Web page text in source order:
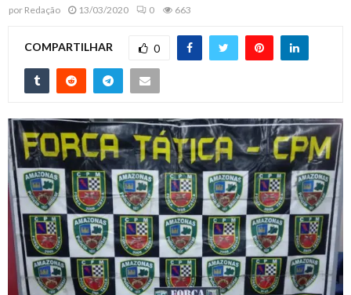
por Redação 13/03/2020 0 663
COMPARTILHAR 0